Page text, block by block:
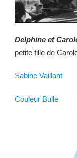
Delphine et
petite fille de
Sabine Vaillant
Couleur Bulle